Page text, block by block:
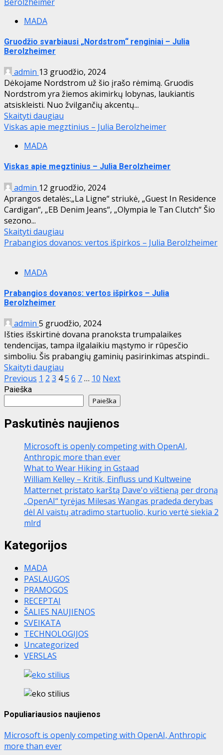
MADA
Gruodžio svarbiausi „Nordstrom“ renginiai – Julia
Berolzheimer
admin 13 gruodžio, 2024
Dėkojame Nordstrom už šio įrašo rėmimą. Gruodis
Nordstrom yra žiemos akimirkų lobynas, laukiantis
atsiskleisti. Nuo žvilgančių akcentų...
Skaityti daugiau
Viskas apie megztinius – Julia Berolzheimer
MADA
Viskas apie megztinius – Julia Berolzheimer
admin 12 gruodžio, 2024
Aprangos detalės:„La Ligne“ striukė, „Guest In Residence
Cardigan“, „EB Denim Jeans“, „Olympia le Tan Clutch“ Šio
sezono...
Skaityti daugiau
Prabangios dovanos: vertos išpirkos – Julia Berolzheimer
MADA
Prabangios dovanos: vertos išpirkos – Julia
Berolzheimer
admin 5 gruodžio, 2024
Išties išskirtinė dovana pranoksta trumpalaikes
tendencijas, tampa ilgalaikiu mąstymo ir rūpesčio
simboliu. Šis prabangių gaminių pasirinkimas atspindi...
Skaityti daugiau
Įrašų
puslapiavimas
Previous 1 2 3 45 6 7… 10 Next
Paieška
Paieška
Paskutinės naujienos
Microsoft is openly competing with OpenAI,
Anthropic more than ever
What to Wear Hiking in Gstaad
William Kelley – Kritik, Einfluss und Kultweine
Matternet pristato karštą Dave'o vištieną per droną
„OpenAI“ tyrėjas Milesas Wangas pradeda derybas
dėl AI vaistų atradimo startuolio, kurio vertė siekia 2
mlrd
Kategorijos
MADA
PASLAUGOS
PRAMOGOS
RECEPTAI
ŠALIES NAUJIENOS
SVEIKATA
TECHNOLOGIJOS
Uncategorized
VERSLAS
Populiariausios naujienos
Microsoft is openly competing with OpenAI, Anthropic
more than ever